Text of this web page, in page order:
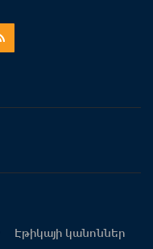
Էթիկայի կանոններ